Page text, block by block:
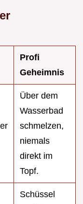
Profi
Geheimnis
Über dem
Wasserbad
schmelzen,
niemals
direkt im
Topf.
Schüssel